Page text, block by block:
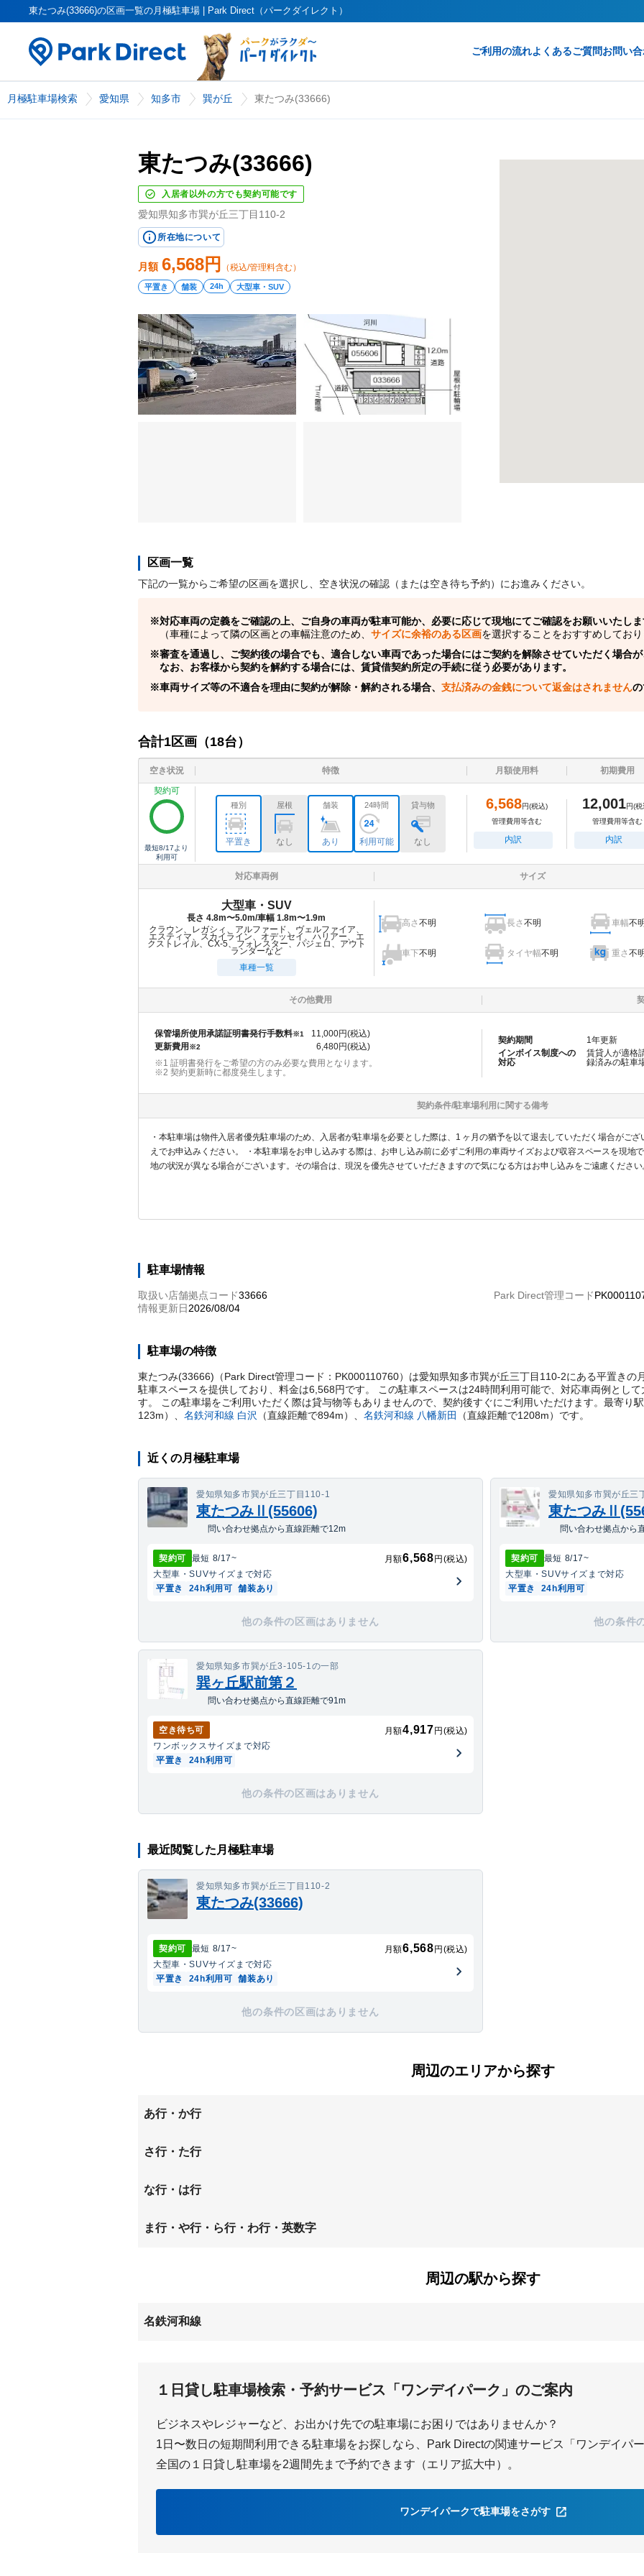
東たつみ(33666)の区画一覧の月極駐車場 | Park Direct（パークダイレクト）
ご利用の流れよくあるご質問お問い
月極駐車場検索 愛知県 知多市 巽が丘 東たつみ(33666)
東たつみ(33666)
入居者以外の方でも契約可能です
愛知県知多市巽が丘三丁目110-2
所在地について
月額 6,568円 （税込/管理料含む）
平置き 舗装 24h 大型車・SUV
区画一覧
下記の一覧からご希望の区画を選択し、空き状況の確認（または空き待ち予約）にお進みください。
対応車両の定義をご確認の上、ご自身の車両が駐車可能か、必要に応じて現地にてご確認をお願いいたしま
（車種によって隣の区画との車幅注意のため、 サイズに余裕のある区画を選択することをおすすめしており
審査を通過し、ご契約後の場合でも、適合しない車両であった場合にはご契約を解除させていただく場合が
なお、お客様から契約を解約する場合には、賃貸借契約所定の手続に従う必要があります。
車両サイズ等の不適合を理由に契約が解除・解約される場合、 支払済みの金銭について返金はされませんの
合計1区画（18台）
空き状況 特徴 月額使用料
初期費用
契約可
最短8/17 より
利用可
種別
平置き
屋根
なし
舗装
あり
24時間
利用可能
貸与物
なし
6,568円(税込)
管理費用等含む
内訳
12,001円(税
管理費用等含む
内訳
対応車両例 サイズ
大型車・SUV
長さ 4.8m〜5.0m/車幅 1.8m〜1.9m
クラウン、レガシィ、アルファード、ヴェルファイア、
エスティマ、スカイライン、オデッセイ、ハリアー、エ
クストレイル、CX-5、フォレスター、パジェロ、アウト
ランダーなど
車種一覧
高さ不明 長さ不明 車幅不明
車下不明 タイヤ幅不明 重さ不明
その他費用
保管場所使用承諾証明書発行手数料※1 11,000円(税込)
更新費用※2 6,480円(税込)
※1 証明書発行をご希望の方のみ必要な費用となります。
※2 契約更新時に都度発生します。
契約期間 1年更新
インボイス制度への
対応
賃貸人が適格
録済みの駐車
契約条件/駐車場利用に関する備考
・本駐車場は物件入居者優先駐車場のため、入居者が駐車場を必要とした際は、1 ヶ月の猶予を以て退去していただく場合がご
えでお申込みください。 ・本駐車場をお申し込みする際は、お申し込み前に必ずご利用の車両サイズおよび収容スペースを現地
地の状況が異なる場合がございます。その場合は、現況を優先させていただきますので気になる方はお申し込みをご遠慮くださ
駐車場情報
取扱い店舗拠点コード33666 Park Direct管理コード
情報更新日2026/08/04
駐車場の特徴
東たつみ(33666)（Park Direct管理コード：PK000110760）は愛知県知多市巽が丘三丁目110-2にある平置きの
駐車スペースを提供しており、料金は6,568円です。 この駐車スペースは24時間利用可能で、対応車両例とし
す。 この駐車場をご利用いただく際は貸与物等もありませんので、契約後すぐにご利用いただけます。 最寄り駅
123m） 名鉄河和線 白沢 （直線距離で894m） 名鉄河和線 八幡新田 （直線距離で1208m） です。
近くの月極駐車場
愛知県知多市巽が丘三丁目110-1
東たつみⅡ(55606)
問い合わせ拠点から直線距離で12m
契約可 最短 8/17~ 月額6,568 円(税込)
大型車・SUVサイズまで対応
平置き
24h利用可 舗装あり
他の条件の区画はありません
愛知県知多市巽が丘三
東たつみ
問い合わせ拠点から
契約可 最短 8/17~
大型車・SUVサイズまで対応
平置き
24h利用可
他の条件
愛知県知多市巽が丘3-105-1の一部
巽ヶ丘駅前第２
問い合わせ拠点から直線距離で91m
空き待ち可 月額4,917 円(税込)
ワンボックスサイズまで対応
平置き
24h利用可
他の条件の区画はありません
最近閲覧した月極駐車場
愛知県知多市巽が丘三丁目110-2
東たつみ(33666)
契約可 最短 8/17~ 月額6,568 円(税込)
大型車・SUVサイズまで対応
平置き
24h利用可 舗装あり
他の条件の区画はありません
周辺のエリアから探す
あ行・か行
卯坂
さ行・た行
巽が丘
な行・は行
西巽が丘 原
ま行・や行・ら行・わ行・英数字
周辺の駅から探す
名鉄河和線
１日貸し駐車場検索・予約サービス「ワンデイパーク」のご案内
ビジネスやレジャーなど、お出かけ先での駐車場にお困りではありませんか？
1日〜数日の短期間利用できる駐車場をお探しなら、Park Directの関連サービス「ワンデイパ
全国の１日貸し駐車場を2週間先まで予約できます（エリア拡大中）。
ワンデイパークで駐車場をさがす